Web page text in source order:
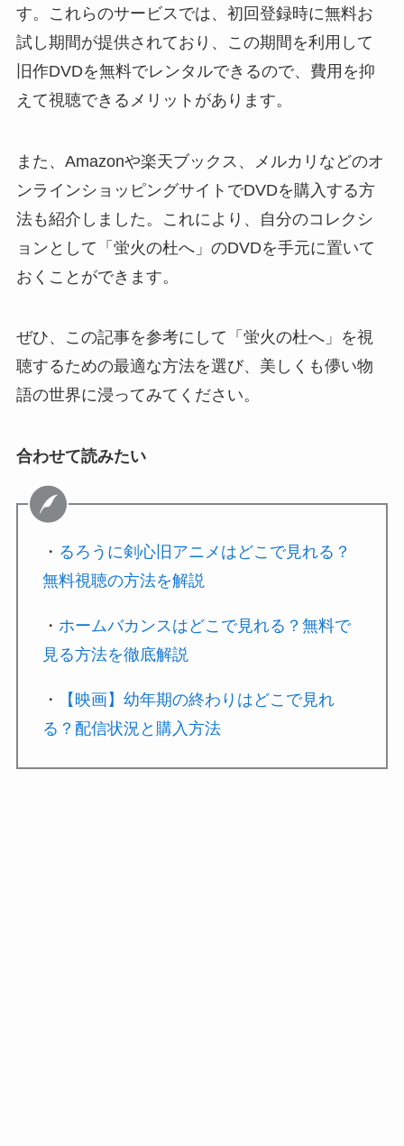
す。これらのサービスでは、初回登録時に無料お
試し期間が提供されており、この期間を利用して
旧作DVDを無料でレンタルできるので、費用を抑
えて視聴できるメリットがあります。
また、Amazonや楽天ブックス、メルカリなどのオ
ンラインショッピングサイトでDVDを購入する方
法も紹介しました。これにより、自分のコレクシ
ョンとして「蛍火の杜へ」のDVDを手元に置いて
おくことができます。
ぜひ、この記事を参考にして「蛍火の杜へ」を視
聴するための最適な方法を選び、美しくも儚い物
語の世界に浸ってみてください。
合わせて読みたい
・ るろうに剣心旧アニメはどこで見れる？
無料視聴の方法を解説
・ ホームバカンスはどこで見れる？無料で
見る方法を徹底解説
・
【映画】幼年期の終わりはどこで見れ
る？配信状況と購入方法